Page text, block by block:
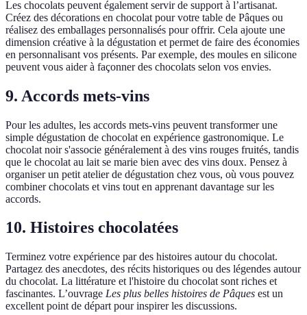
Les chocolats peuvent également servir de support à l’artisanat.
Créez des décorations en chocolat pour votre table de Pâques ou
réalisez des emballages personnalisés pour offrir. Cela ajoute une
dimension créative à la dégustation et permet de faire des économies
en personnalisant vos présents. Par exemple, des moules en silicone
peuvent vous aider à façonner des chocolats selon vos envies.
9. Accords mets-vins
Pour les adultes, les accords mets-vins peuvent transformer une
simple dégustation de chocolat en expérience gastronomique. Le
chocolat noir s'associe généralement à des vins rouges fruités, tandis
que le chocolat au lait se marie bien avec des vins doux. Pensez à
organiser un petit atelier de dégustation chez vous, où vous pouvez
combiner chocolats et vins tout en apprenant davantage sur les
accords.
10. Histoires chocolatées
Terminez votre expérience par des histoires autour du chocolat.
Partagez des anecdotes, des récits historiques ou des légendes autour
du chocolat. La littérature et l'histoire du chocolat sont riches et
fascinantes. L’ouvrage Les plus belles histoires de Pâques est un
excellent point de départ pour inspirer les discussions.